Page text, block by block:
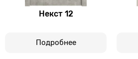
Некст 12
Подробнее